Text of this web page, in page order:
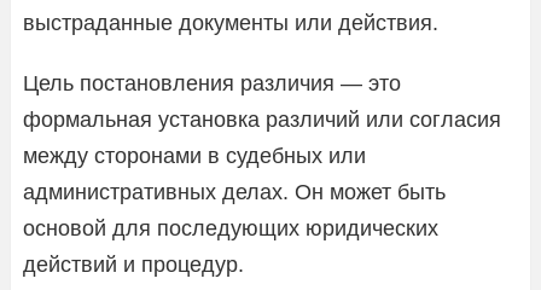
выстраданные документы или действия.
Цель постановления различия — это
формальная установка различий или согласия
между сторонами в судебных или
административных делах. Он может быть
основой для последующих юридических
действий и процедур.